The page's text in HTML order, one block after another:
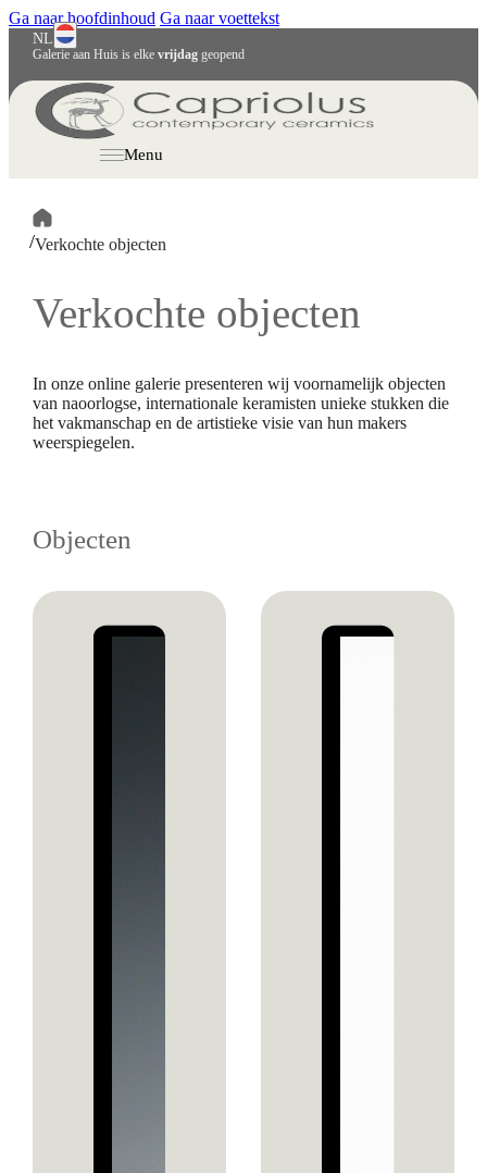
Ga naar hoofdinhoud Ga naar voettekst
Galerie aan Huis is elke vrijdaggeopend
NL
Menu
/Verkochte objecten
Verkochte objecten
In onze online galerie presenteren wij voornamelijk objecten
van naoorlogse, internationale keramisten unieke stukken die
het vakmanschap en de artistieke visie van hun makers
weerspiegelen.
Objecten